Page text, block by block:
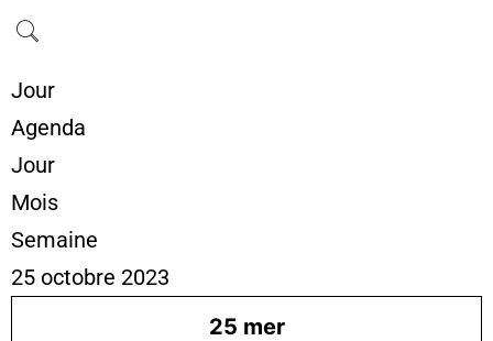
Jour
Agenda
Jour
Mois
Semaine
25 octobre 2023
25 mer